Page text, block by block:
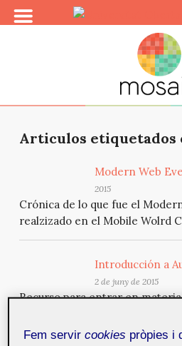
Articulos etiquetados
Modern Web
2015
Crónica de lo que fue el
realzizado en el Mobile Wolrd
Introducción a
2 de juny de 2015
Recurso para entrar en
web.
Fem servircookies pròpies i